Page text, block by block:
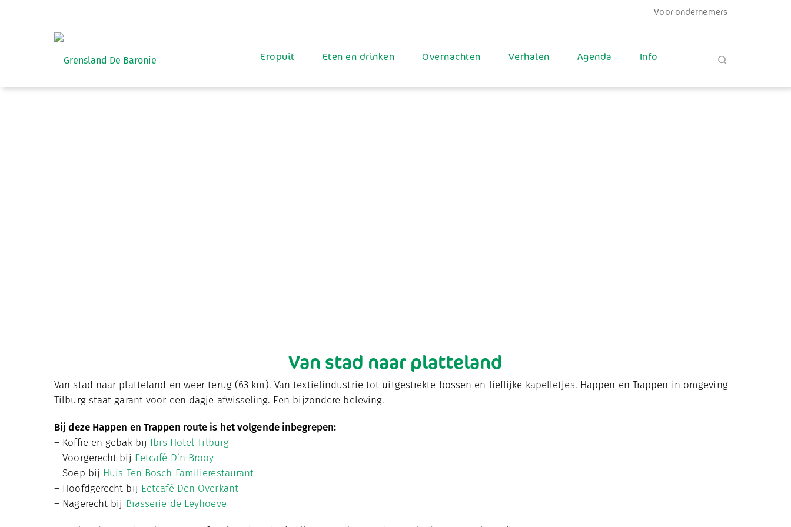
Voor ondernemers
Eropuit Eten en drinken Overnachten Verhalen Agenda Info
Van stad naar platteland
Van stad naar platteland en weer terug (63 km). Van textielindustrie tot uitgestrekte bossen en lieflijke kapelletjes. Happen en Trappen in omgeving
Tilburg staat garant voor een dagje afwisseling. Een bijzondere beleving.
Bij deze Happen en Trappen route is het volgende inbegrepen:
– Koffie en gebak bij Ibis Hotel Tilburg
– Voorgerecht bij Eetcafé D’n Brooy
– Soep bij Huis Ten Bosch Familierestaurant
– Hoofdgerecht bij Eetcafé Den Overkant
– Nagerecht bij Brasserie de Leyhoeve